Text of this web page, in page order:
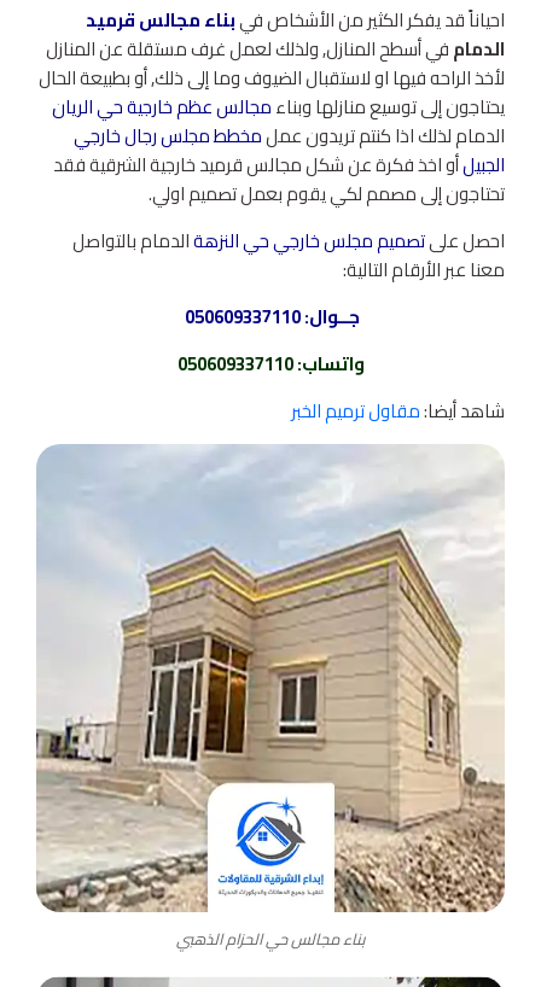
احياناً قد يفكر الكثير من الأشخاص فيبناء مجالس قرميد
الدمامفي أسطح المنازل, ولذلك لعمل غرف مستقلة عن المنازل
لأخذ الراحه فيها او لاستقبال الضيوف وما إلى ذلك, أو بطبيعة الحال
يحتاجون إلى توسيع منازلها وبناءمجالس عظم خارجية حي الريان
الدمام لذلك اذا كنتم تريدون عملمخطط مجلس رجال خارجي
الجبيلأو اخذ فكرة عن شكل مجالس قرميد خارجية الشرقية فقد
تحتاجون إلى مصمم لكي يقوم بعمل تصميم اولي.
احصل علىتصميم مجلس خارجي حي النزهةالدمام بالتواصل
معنا عبر الأرقام التالية:
جــوال:
واتساب:
050609337110
شاهد أيضا:مقاول ترميم الخبر
بناء مجالس حي الحزام الذهبي